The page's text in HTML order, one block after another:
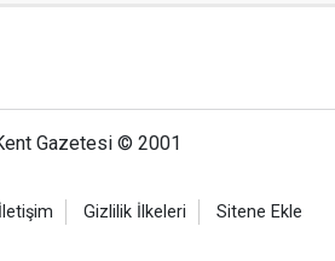
Gazetesi © 2001
İletişim Gizlilik İlkeleri Sitene Ekle